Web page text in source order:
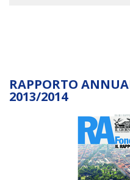
RAPPORTO
2013/2014